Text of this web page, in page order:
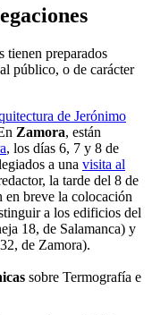
tienen preparados
público, o de carácter
de Jerónimo
Zamora, están
, los días 6, 7 y 8 de
a una visita al
la tarde del 8 de
en breve la colocación
a los edificios del
18, de Salamanca) y
de Zamora).
sobre Termografía e